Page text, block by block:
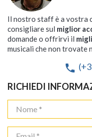
Il nostro staff è a vostra
consigliare sul miglior
domande o offrirvi il
musicali che non trovate
phone
RICHIEDI